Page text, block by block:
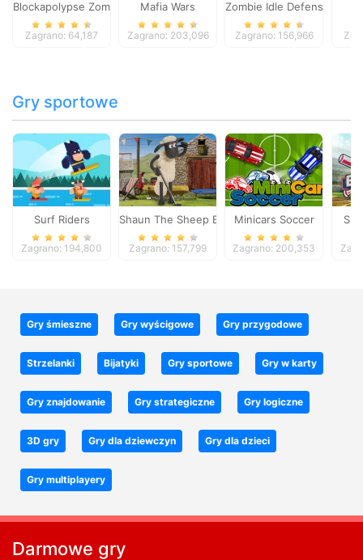
Blockapolypse Zombie Shooter
Zagrano: 64,187
Mafia Wars
Zagrano: 203,096
Zombie Idle Defense
Zagrano: 156,966
Gry sportowe
Surf Riders
Zagrano: 194,800
Shaun The Sheep Baahmy Golf
Zagrano: 157,799
Minicars Soccer
Zagrano: 200,353
Gry śmieszne Gry wyścigowe Gry przygodowe
Strzelanki Bijatyki Gry sportowe Gry w karty
Gry znajdowanie Gry strategiczne Gry logiczne
3D gry Gry dla dziewczyn Gry dla dzieci
Gry multiplayery
Darmowe gry